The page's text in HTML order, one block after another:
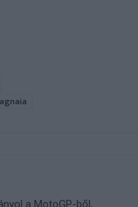
a MotoGP-ből,